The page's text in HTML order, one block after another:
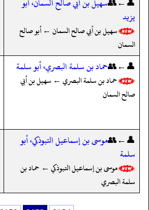
يزيد
سهيل بن أبي صالح السمان ← أبو صالح
السمان
👤←👥حماد بن سلمة البصري، أبو سلمة
حماد بن سلمة البصري ← سهيل بن أبي
صالح السمان
👤←👥موسى بن إسماعيل التبوذكي، أبو
سلمة
موسى بن إسماعيل التبوذكي ← حماد بن
سلمة البصري